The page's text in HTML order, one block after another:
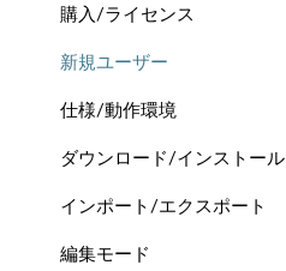
購入/ライセンス
新規ユーザー
仕様/動作環境
ダウンロード/インストール
インポート/エクスポート
編集モード